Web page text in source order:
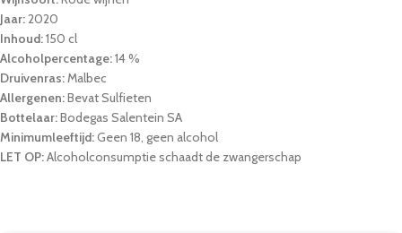
Jaar:2020
Inhoud:150 cl
Alcoholpercentage:14 %
Druivenras:Malbec
Allergenen:Bevat Sulfieten
Bottelaar:Bodegas Salentein SA
Minimumleeftijd:Geen 18, geen alcohol
LET OP:Alcoholconsumptie schaadt de zwangerschap